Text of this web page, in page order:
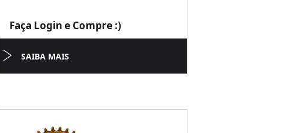
Faça Login e Compre :)
SAIBA MAIS